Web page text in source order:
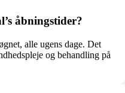
åbningstider?
alle ugens dage. Det
og behandling på